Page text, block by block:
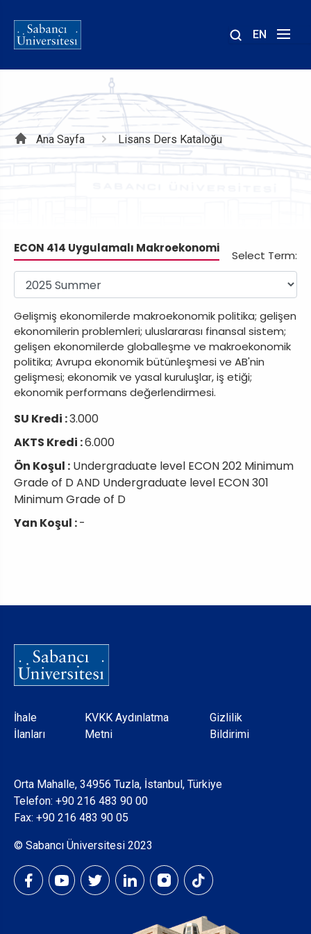
EN
Sayfa
Ana Sayfa Lisans Ders Kataloğu
ECON 414 Uygulamalı Makroekonomi
Select Term:
Gelişmiş ekonomilerde makroekonomik politika; gelişen
ekonomilerin problemleri; uluslararası finansal sistem;
gelişen ekonomilerde globalleşme ve makroekonomik
politika; Avrupa ekonomik bütünleşmesi ve AB'nin
gelişmesi; ekonomik ve yasal kuruluşlar, iş etiği;
ekonomik performans değerlendirmesi.
SU Kredi :3.000
AKTS Kredi :6.000
Ön Koşul : Undergraduate level ECON 202 Minimum
Grade of D AND Undergraduate level ECON 301
Minimum Grade of D
Yan Koşul :-
Dipnot
İhale
İlanları
KVKK Aydınlatma
Metni
Gizlilik
Bildirimi
Orta Mahalle, 34956 Tuzla, İstanbul, Türkiye
Telefon: +90 216 483 90 00
Fax: +90 216 483 90 05
© Sabancı Üniversitesi 2023